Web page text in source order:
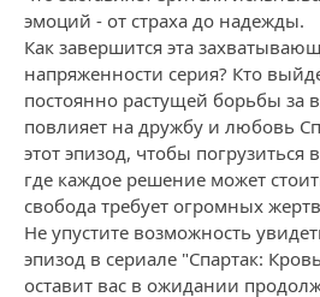
эмоций - от страха до надежды.
Как завершится эта
напряженности серия? Кто
постоянно растущей борьбы за
повлияет на дружбу и любовь
этот эпизод, чтобы
где каждое решение может
свобода требует огромных
Не упустите возможность
эпизод в сериале "Спартак:
оставит вас в ожидании